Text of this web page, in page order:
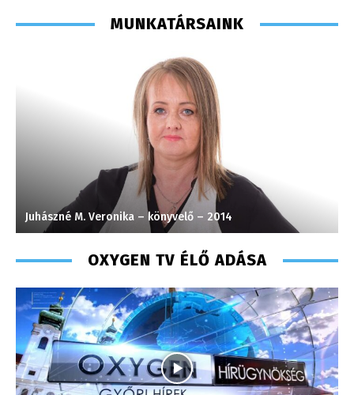
MUNKATÁRSAINK
Horváth Ferenc – operatőr-vágó – 2020
OXYGEN TV ÉLŐ ADÁSA